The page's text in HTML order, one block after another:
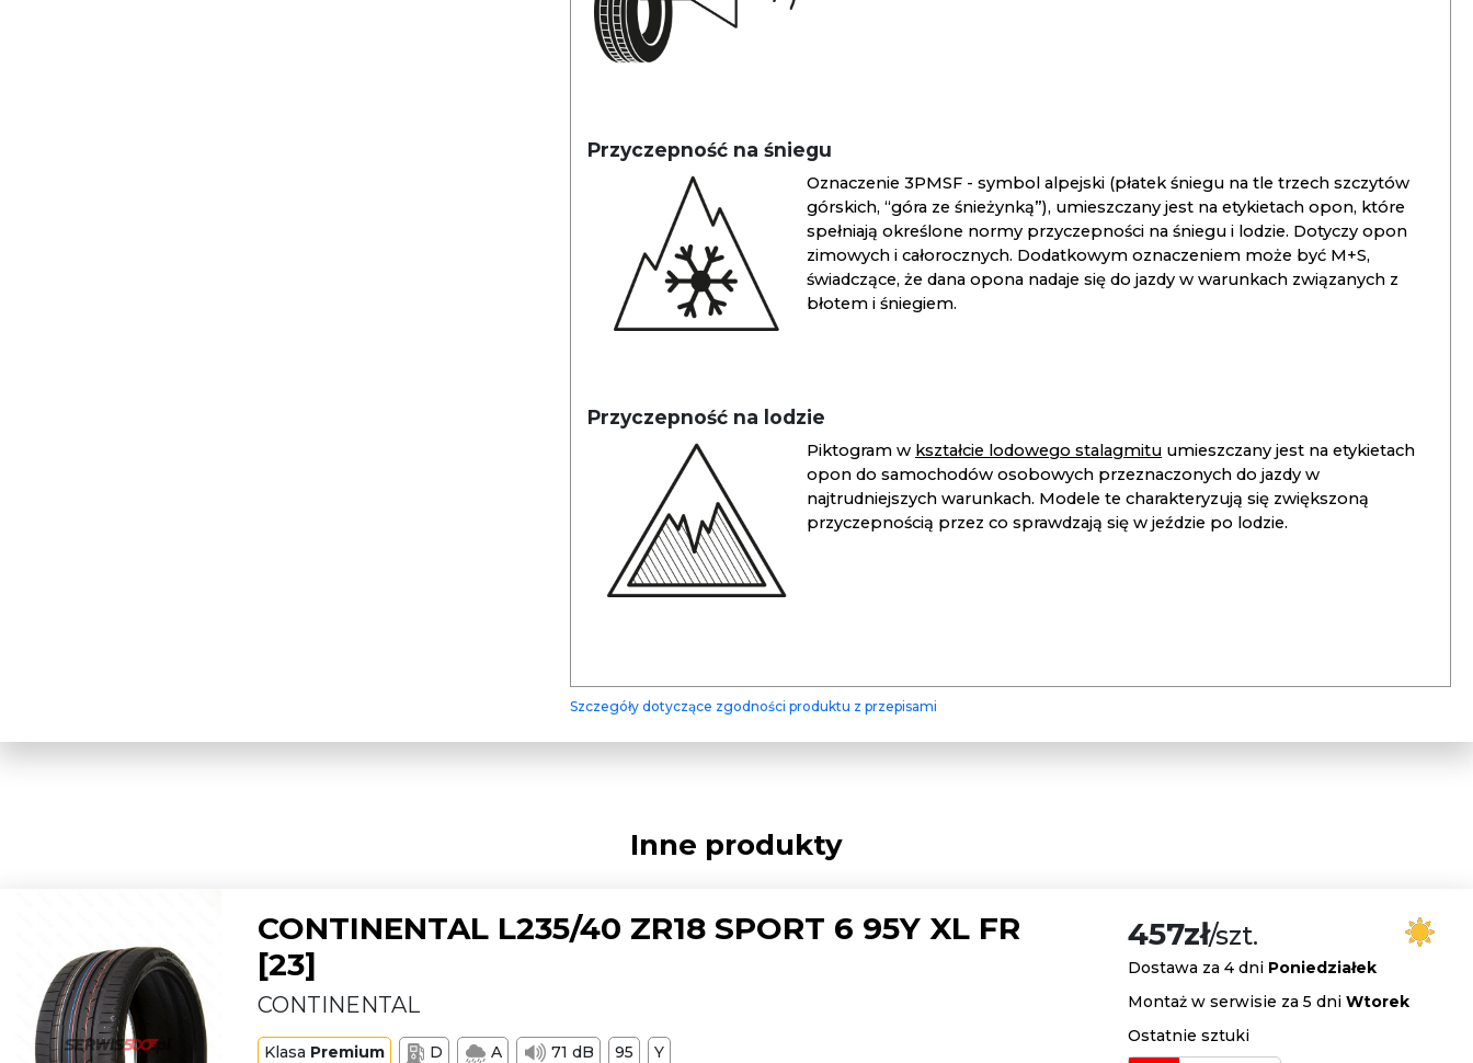
Przyczepność na śniegu
Oznaczenie 3PMSF - symbol alpejski (płatek śniegu na tle trzech szczytów
górskich, “góra ze śnieżynką”), umieszczany jest na etykietach opon, które
spełniają określone normy przyczepności na śniegu i lodzie. Dotyczy opon
zimowych i całorocznych. Dodatkowym oznaczeniem może być M+S,
świadczące, że dana opona nadaje się do jazdy w warunkach związanych z
błotem i śniegiem.
Przyczepność na lodzie
Piktogram w kształcie lodowego stalagmitu umieszczany jest na etykietach
opon do samochodów osobowych przeznaczonych do jazdy w
najtrudniejszych warunkach. Modele te charakteryzują się zwiększoną
przyczepnością przez co sprawdzają się w jeździe po lodzie.
Szczegóły dotyczące zgodności produktu z przepisami
Inne produkty
CONTINENTAL L235/40 ZR18 SPORT 6 95Y XL FR
[23]
CONTINENTAL
Klasa Premium D A 71 dB 95 Y
457zł/szt.
Dostawa za 4 dni Poniedziałek
Montaż w serwisie za 5 dni Wtorek
Ostatnie sztuki